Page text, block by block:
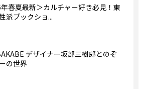
春夏最新＞カルチャー好き必見！東
派ブックショ...
デザイナー坂部三樹郎とのぞ
の世界